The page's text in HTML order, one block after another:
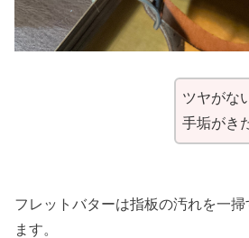
ツヤがな
手垢がき
フレットバターは指板の汚れを一
ます。